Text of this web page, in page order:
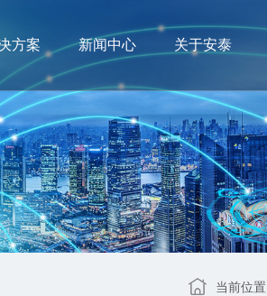
方案 新闻中心 关于安泰
当前位置